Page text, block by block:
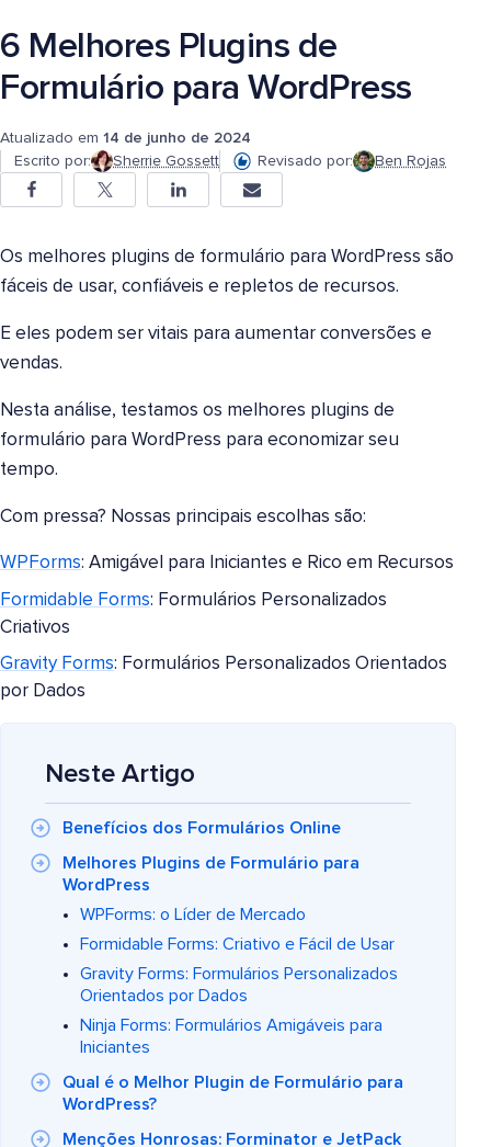
6 Melhores Plugins de
Formulário para WordPress
Atualizado em 14 de junho de 2024
Escrito por:
Sherrie Gossett Revisado por: Ben Rojas
Os melhores plugins de formulário para WordPress são
fáceis de usar, confiáveis e repletos de recursos.
E eles podem ser vitais para aumentar conversões e
vendas.
Nesta análise, testamos os melhores plugins de
formulário para WordPress para economizar seu
tempo.
Com pressa? Nossas principais escolhas são:
WPForms: Amigável para Iniciantes e Rico em Recursos
Formidable Forms: Formulários Personalizados
Criativos
Gravity Forms: Formulários Personalizados Orientados
por Dados
Neste Artigo
Benefícios dos Formulários Online
Melhores Plugins de Formulário para
WordPress
WPForms: o Líder de Mercado
Formidable Forms: Criativo e Fácil de Usar
Gravity Forms: Formulários Personalizados
Orientados por Dados
Ninja Forms: Formulários Amigáveis para
Iniciantes
Qual é o Melhor Plugin de Formulário para
WordPress?
Menções Honrosas: Forminator e JetPack